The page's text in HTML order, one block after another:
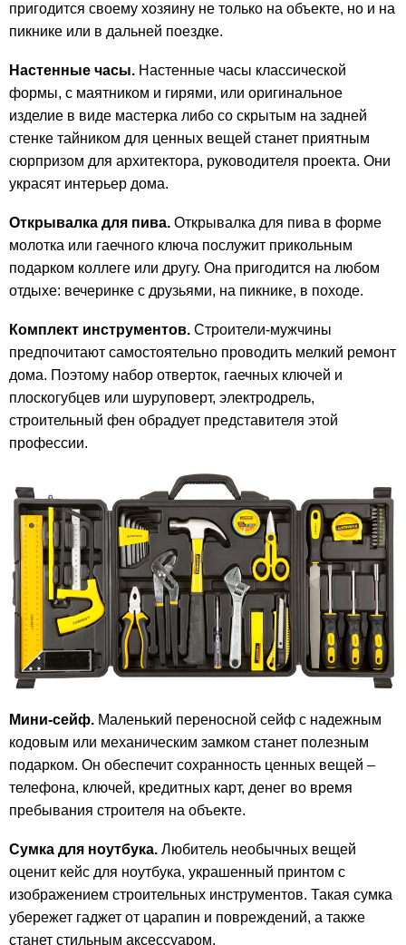
пригодится своему хозяину не только на объекте, но и на
пикнике или в дальней поездке.
Настенные часы. Настенные часы классической
формы, с маятником и гирями, или оригинальное
изделие в виде мастерка либо со скрытым на задней
стенке тайником для ценных вещей станет приятным
сюрпризом для архитектора, руководителя проекта. Они
украсят интерьер дома.
Открывалка для пива. Открывалка для пива в форме
молотка или гаечного ключа послужит прикольным
подарком коллеге или другу. Она пригодится на любом
отдыхе: вечеринке с друзьями, на пикнике, в походе.
Комплект инструментов. Строители-мужчины
предпочитают самостоятельно проводить мелкий ремонт
дома. Поэтому набор отверток, гаечных ключей и
плоскогубцев или шуруповерт, электродрель,
строительный фен обрадует представителя этой
профессии.
Мини-сейф. Маленький переносной сейф с надежным
кодовым или механическим замком станет полезным
подарком. Он обеспечит сохранность ценных вещей –
телефона, ключей, кредитных карт, денег во время
пребывания строителя на объекте.
Сумка для ноутбука. Любитель необычных вещей
оценит кейс для ноутбука, украшенный принтом с
изображением строительных инструментов. Такая сумка
убережет гаджет от царапин и повреждений, а также
станет стильным аксессуаром.